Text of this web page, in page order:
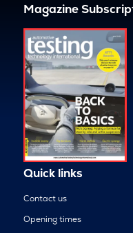
Magazine
Quick links
Contact us
Opening times